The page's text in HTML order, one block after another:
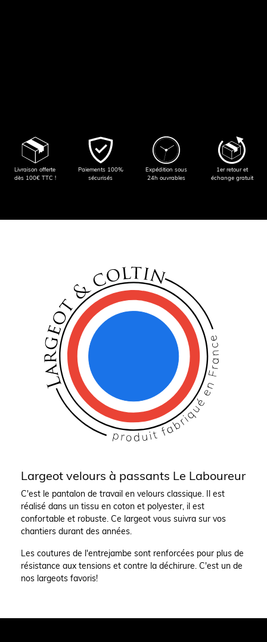
Livraison offerte
dès 100€ TTC !
Paiements 100%
sécurisés
Expédition sous
24h ouvrables
1er retour et
échange gratuit
Largeot velours à passants Le Laboureur
C'est le pantalon de travail en velours classique. Il est
réalisé dans un tissu en coton et polyester, il est
confortable et robuste. Ce largeot vous suivra sur vos
chantiers durant des années.
Les coutures de l'entrejambe sont renforcées pour plus de
résistance aux tensions et contre la déchirure. C'est un de
nos largeots favoris!